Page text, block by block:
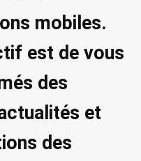
mobiles.
est de vous
des
et
des